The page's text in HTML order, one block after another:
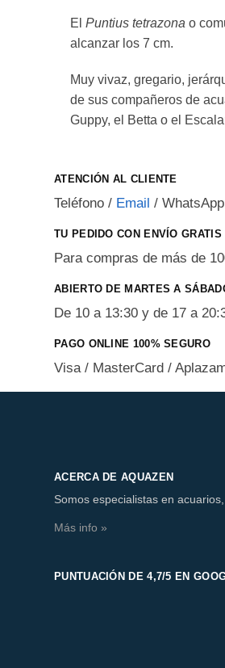
El Puntius tetrazona o
alcanzar los 7 cm.
Muy vivaz, gregario,
de sus compañeros de
Guppy, el Betta o el
ATENCIÓN AL CLIENTE
Teléfono / Email / WhatsApp
TU PEDIDO CON ENVÍO GRATIS
Para compras de más de
ABIERTO DE MARTES A
De 10 a 13:30 y de 17 a
PAGO ONLINE 100% SEGURO
Visa / MasterCard /
ACERCA DE AQUAZEN
Somos especialistas en
Más info »
PUNTUACIÓN DE 4,7/5 EN